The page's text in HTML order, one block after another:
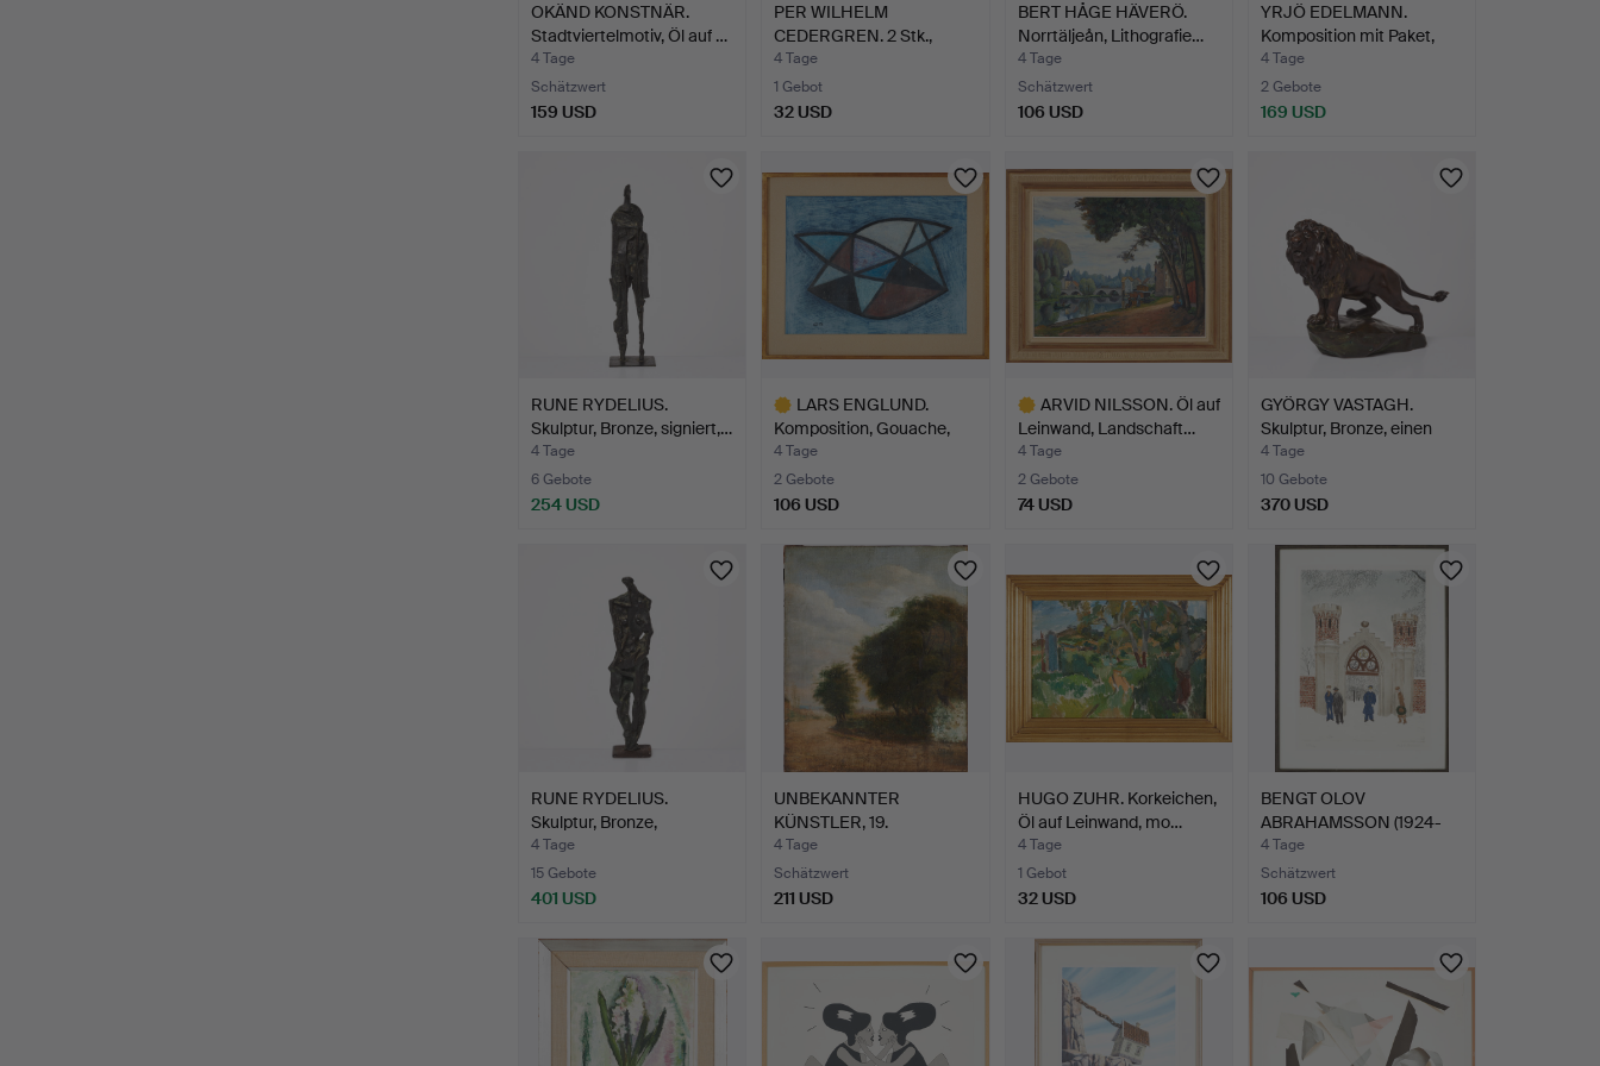
OKÄND KONSTNÄR.
Stadtviertelmotiv, Öl auf …
4 Tage
Schätzwert
159 USD
PER WILHELM
CEDERGREN. 2 Stk.,
Stockholmsm…
4 Tage
1 Gebot
32 USD
BERT HÅGE HÄVERÖ.
Norrtäljeån, Lithografie…
4 Tage
Schätzwert
106 USD
YRJÖ EDELMANN.
Komposition mit Paket,
Farb…
4 Tage
2 Gebote
169 USD
RUNE RYDELIUS.
Skulptur, Bronze, signiert,…
4 Tage
6 Gebote
254 USD
LARS ENGLUND.
Komposition, Gouache,
monogr…
4 Tage
2 Gebote
106 USD
Objekt
ARVID NILSSON. Öl auf
Leinwand, Landschaft…
4 Tage
2 Gebote
74 USD
GYÖRGY VASTAGH.
Skulptur, Bronze, einen
Lö…
4 Tage
10 Gebote
370 USD
RUNE RYDELIUS.
Skulptur, Bronze,
monogramm…
4 Tage
15 Gebote
401 USD
UNBEKANNTER
KÜNSTLER, 19.
Jahrhundert, Öl …
4 Tage
Schätzwert
211 USD
HUGO ZUHR. Korkeichen,
Öl auf Leinwand, mo…
4 Tage
1 Gebot
32 USD
BENGT OLOV
ABRAHAMSSON (1924-
1989), Lithog…
4 Tage
Schätzwert
106 USD